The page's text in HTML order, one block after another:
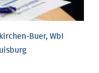
Buer, WbI